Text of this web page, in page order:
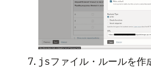
jsファイル・ルールを作